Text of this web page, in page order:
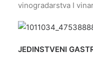
vinogradarstva I
JEDINSTVENI